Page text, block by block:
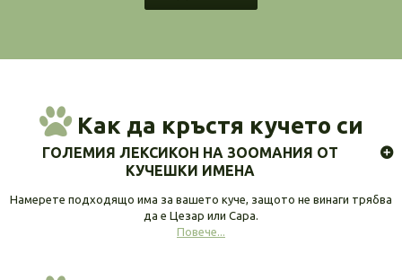
Как да кръстя кучето си
ГОЛЕМИЯ ЛЕКСИКОН НА ЗООМАНИЯ ОТ
КУЧЕШКИ ИМЕНА
Намерете подходящо има за вашето куче, защото не винаги трябва
да е Цезар или Сара.
Повече...